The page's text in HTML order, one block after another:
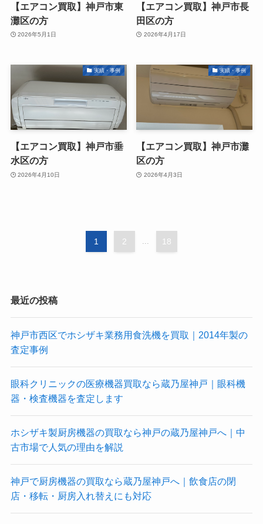
【エアコン買取】神戸市東
灘区の方
2026年5月1日
【エアコン買取】神戸市長
田区の方
2026年4月17日
実績・事例
【エアコン買取】神戸市垂
水区の方
2026年4月10日
実績・事例
【エアコン買取】神戸市灘
区の方
2026年4月3日
1 2 18
最近の投稿
神戸市西区でホシザキ業務用食洗機を買取｜2014年製の
査定事例
眼科クリニックの医療機器買取なら蔵乃屋神戸｜眼科機
器・検査機器を査定します
ホシザキ製厨房機器の買取なら神戸の蔵乃屋神戸へ｜中
古市場で人気の理由を解説
神戸で厨房機器の買取なら蔵乃屋神戸へ｜飲食店の閉
店・移転・厨房入れ替えにも対応